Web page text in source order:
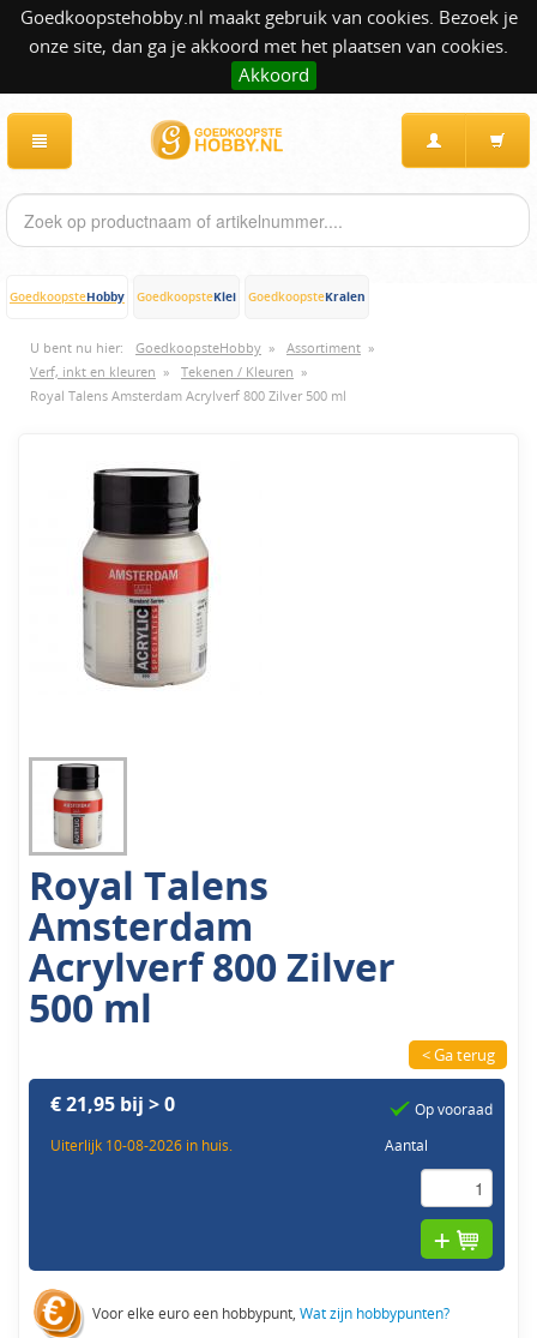
Goedkoopstehobby.nl maakt gebruik van cookies. Bezoek je
onze site, dan ga je akkoord met het plaatsen van cookies.
Akkoord
GoedkoopsteHobby GoedkoopsteKlei GoedkoopsteKralen
U bent nu hier: GoedkoopsteHobby » Assortiment »
Verf, inkt en kleuren » Tekenen / Kleuren »
Royal Talens Amsterdam Acrylverf 800 Zilver 500 ml
Royal Talens
Amsterdam
Acrylverf 800 Zilver
500 ml
< Ga terug
€ 21,95 bij > 0
Uiterlijk 10-08-2026 in huis.
Op vooraad
Aantal
Voor elke euro een hobbypunt,Wat zijn hobbypunten?